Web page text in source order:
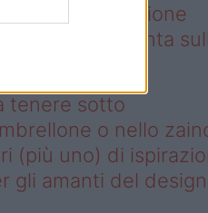
la collezione
di Deghi punta
tenere sotto
o nello
(più uno) di
gli amanti del design